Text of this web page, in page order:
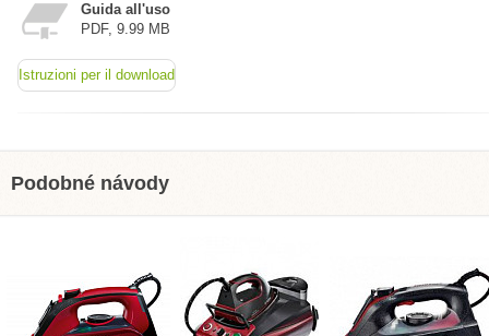
Guida all'uso
PDF, 9.99 MB
Istruzioni per il download
Podobné návody